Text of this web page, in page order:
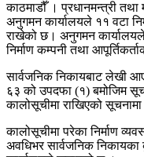
काठमाडौँ । प्रधानमन्त्री तथा
अनुगमन कार्यालयले ११ वटा
राखेको छ। अनुगमन कार्यालयले
निर्माण कम्पनी तथा
सार्वजनिक निकायबाट लेखी
६३ को उपदफा (१) बमोजिम
कालोसूचीमा राखिएको
कालोसूचीमा परेका निर्माण
अवधिभर सार्वजनिक निकायका